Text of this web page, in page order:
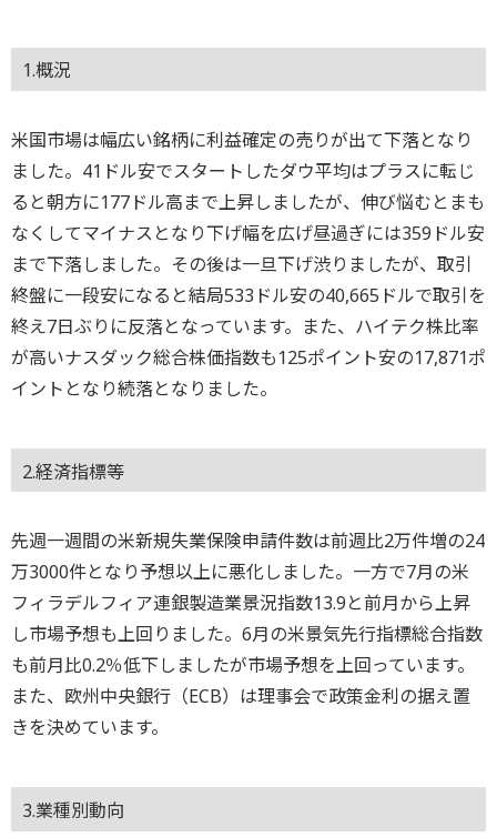
1.概況
米国市場は幅広い銘柄に利益確定の売りが出て下落となり
ました。41ドル安でスタートしたダウ平均はプラスに転じ
ると朝方に177ドル高まで上昇しましたが、伸び悩むとまも
なくしてマイナスとなり下げ幅を広げ昼過ぎには359ドル安
まで下落しました。その後は一旦下げ渋りましたが、取引
終盤に一段安になると結局533ドル安の40,665ドルで取引を
終え7日ぶりに反落となっています。また、ハイテク株比率
が高いナスダック総合株価指数も125ポイント安の17,871ポ
イントとなり続落となりました。
2.経済指標等
先週一週間の米新規失業保険申請件数は前週比2万件増の24
万3000件となり予想以上に悪化しました。一方で7月の米
フィラデルフィア連銀製造業景況指数13.9と前月から上昇
し市場予想も上回りました。6月の米景気先行指標総合指数
も前月比0.2％低下しましたが市場予想を上回っています。
また、欧州中央銀行（ECB）は理事会で政策金利の据え置
きを決めています。
3.業種別動向